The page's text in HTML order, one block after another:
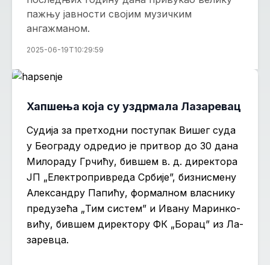
пажњу јавности својим музичким
ангажманом.
2025-06-19T10:29:59
Хапшења која су уздрмала Лазаревац
Су­ди­ја за прет­ход­ни по­сту­пак Ви­шег су­да
у Бе­о­гра­ду од­ре­дио је при­твор до 30 да­на
Ми­ло­ра­ду Гр­чи­ћу, бив­шем в. д. ди­рек­то­ра
ЈП „Елек­тро­при­вре­да Ср­би­је”, би­зни­сме­ну
Алек­сан­дру Па­пи­ћу, фор­мал­ном вла­сни­ку
пред­у­зе­ћа „Тим си­стем” и Ива­ну Ма­рин­ко­
ви­ћу, бив­шем ди­рек­то­ру ФК „Бо­рац” из Ла­
за­рев­ца.